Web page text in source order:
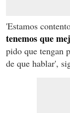
'Estamos
tenemos que
pido que tengan
de que hablar',